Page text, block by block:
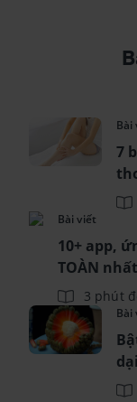
Bài
7
Bài viết
10+ app,
TOÀN
3 phút
Bài